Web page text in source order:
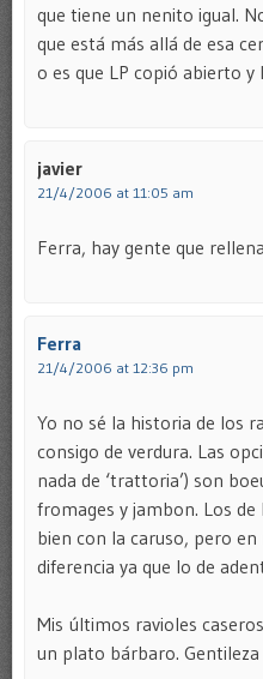
que tiene un nenito igual.
que está más allá de esa
o es que LP copió abierto y
javier
21/4/2006 at 11:05 am
Ferra, hay gente que
Ferra
21/4/2006 at 12:36 pm
Yo no sé la historia de los
consigo de verdura. Las
nada de ‘trattoria’) son
fromages y jambon. Los
bien con la caruso, pero
diferencia ya que lo de
Mis últimos ravioles
un plato bárbaro.